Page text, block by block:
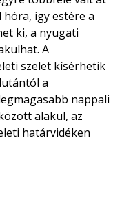
hóra, így estére a
ki, a nyugati
A
szelet kísérhetik
a
nappali
alakul, az
határvidéken